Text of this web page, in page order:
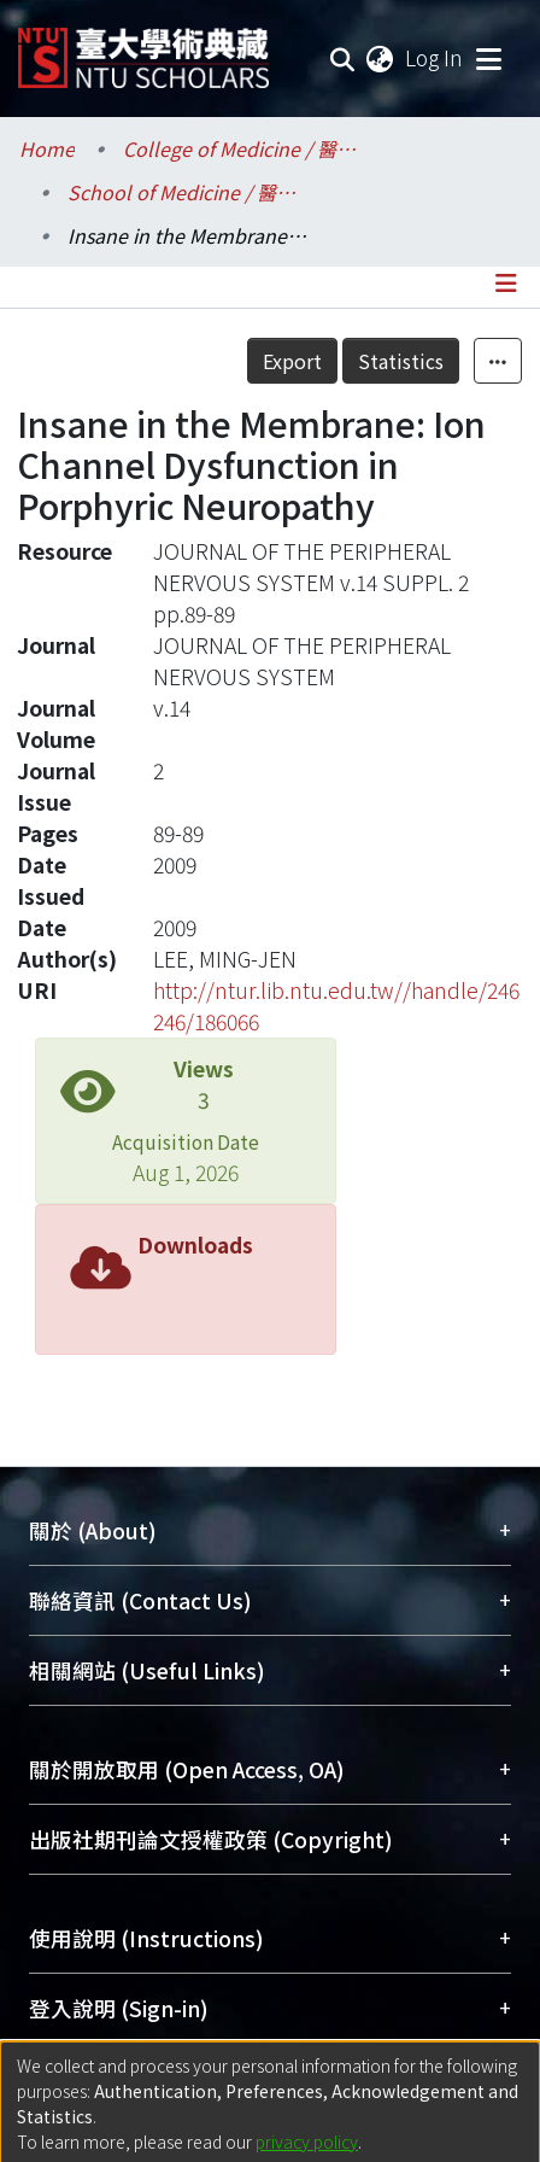
Log In
Communities & Collections
Research Outputs
Statistics
Home
College of Medicine / 醫學院
School of Medicine / 醫學系
Insane in the Membrane: Ion Channel Dysfunction in Porphyric Neuropathy
Details
Export Statistics
Insane in the Membrane: Ion
Channel Dysfunction in
Porphyric Neuropathy
Resource
JOURNAL OF THE PERIPHERAL
NERVOUS SYSTEM v.14 SUPPL. 2
pp.89-89
Journal
JOURNAL OF THE PERIPHERAL
NERVOUS SYSTEM
Journal
Volume
v.14
Journal
Issue
2
Pages
89-89
Date
Issued
2009
Date
2009
Author(s)
LEE, MING-JEN
URI
http://ntur.lib.ntu.edu.tw//handle/246
246/186066
Views
3
Acquisition Date
Aug 1, 2026
Downloads
關於 (About) +
臺大位居世界頂尖大學之列，為永久珍藏及向國際
展現本校豐碩的研究成果及學術能量，圖書館整合
機構典藏（NTUR）與學術庫（AH）不同功能平
台，成為臺大學術典藏NTU scholars。期能整合研
成果。
To permanently archive and promote researcher
profiles and scholarly works, Library integrates the
services of “NTU Repository” with “Academic
聯絡資訊 (Contact Us) +
總館學科館員(Main Library)
醫學圖書館學科館員(Medical Library)
Sciences Library)
相關網站 (Useful Links) +
關於開放取用 (Open Access, OA) +
開放取用是從使用者角度提升資訊取用性的社會運
動，應用在學術研究上是透過將研究著作公開供使
用逐年攀升。同時可加速研究發展、提升研究影響
Archive）平台。 （點選深入了解OA）
出版社期刊論文授權政策 (Copyright) +
含部分內容的版權非匯入者所有，或由第三方贊
助與合作完成，請確認該版權所有者及第三方同
意提供此授權。
Please represent that the submission is your
original work, and that you have the right to
grant the rights to upload.
若欲上傳已出版的全文電子檔，可使用
使用說明 (Instructions) +
網站簡介(Quickstart Guide)
使用手冊(Instruction Manual)
線上預約服務(Booking Service)
登入說明 (Sign-in) +
方案一：臺灣大學計算機中心帳號登入
(With C&INC Email Account)
方案二：ORCID帳號登入(With ORCID)
匯入著作 (Submission) +
方案一：定期更新ORCID者，以ID匯入
We collect and process your personal information for the following
purposes: Authentication, Preferences, Acknowledgement and
Statistics.
To learn more, please read our privacy policy.